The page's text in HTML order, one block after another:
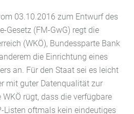
03.10.2016 zum Entwurf des
Gesetz (FM-GwG) regt die
(WKÖ), Bundessparte Bank
die Einrichtung eines
an. Für den Staat sei es leicht
mit guter Datenqualität zur
rügt, dass die verfügbare
Listen oftmals kein eindeutiges